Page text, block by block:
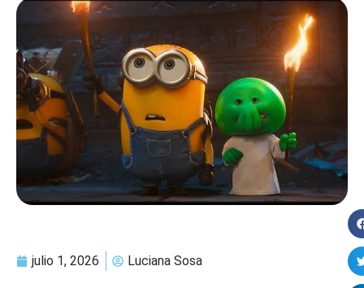
julio 1, 2026 Luciana Sosa